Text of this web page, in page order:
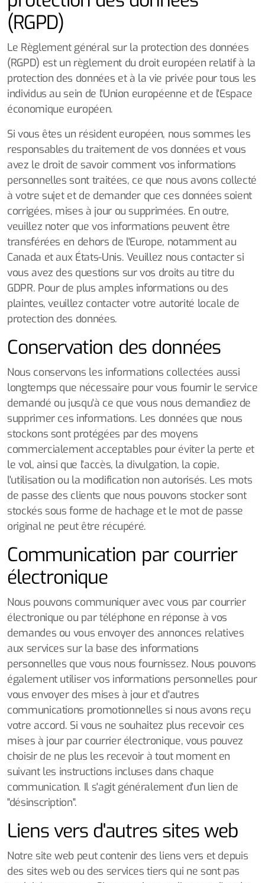
(RGPD)
Le Règlement général sur la protection des données
(RGPD) est un règlement du droit européen relatif à la
protection des données et à la vie privée pour tous les
individus au sein de l'Union européenne et de l'Espace
économique européen.
Si vous êtes un résident européen, nous sommes les
responsables du traitement de vos données et vous
avez le droit de savoir comment vos informations
personnelles sont traitées, ce que nous avons collecté
à votre sujet et de demander que ces données soient
corrigées, mises à jour ou supprimées. En outre,
veuillez noter que vos informations peuvent être
transférées en dehors de l'Europe, notamment au
Canada et aux États-Unis. Veuillez nous contacter si
vous avez des questions sur vos droits au titre du
GDPR. Pour de plus amples informations ou des
plaintes, veuillez contacter votre autorité locale de
protection des données.
Conservation des données
Nous conservons les informations collectées aussi
longtemps que nécessaire pour vous fournir le service
demandé ou jusqu'à ce que vous nous demandiez de
supprimer ces informations. Les données que nous
stockons sont protégées par des moyens
commercialement acceptables pour éviter la perte et
le vol, ainsi que l'accès, la divulgation, la copie,
l'utilisation ou la modification non autorisés. Les mots
de passe des clients que nous pouvons stocker sont
stockés sous forme de hachage et le mot de passe
original ne peut être récupéré.
Communication par courrier
électronique
Nous pouvons communiquer avec vous par courrier
électronique ou par téléphone en réponse à vos
demandes ou vous envoyer des annonces relatives
aux services sur la base des informations
personnelles que vous nous fournissez. Nous pouvons
également utiliser vos informations personnelles pour
vous envoyer des mises à jour et d'autres
communications promotionnelles si nous avons reçu
votre accord. Si vous ne souhaitez plus recevoir ces
mises à jour par courrier électronique, vous pouvez
choisir de ne plus les recevoir à tout moment en
suivant les instructions incluses dans chaque
communication. Il s'agit généralement d'un lien de
"désinscription".
Liens vers d'autres sites web
Notre site web peut contenir des liens vers et depuis
des sites web ou des services tiers qui ne sont pas